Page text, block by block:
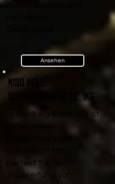
Ansehen
Miso Hell,
Sojabohnenpaste, 1kg
In der 1-kg-Packung ist
perfekt für die
Zubereitung von